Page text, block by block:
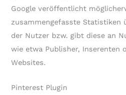
Google veröffentlicht
zusammengefasste Statistiken
der Nutzer bzw. gibt diese an
wie etwa Publisher, Inserenten
Websites.
Pinterest Plugin